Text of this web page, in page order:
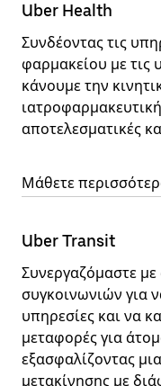
Uber Health
Συνδέοντας τις
φαρμακείου με τις
κάνουμε την
αποτελεσματικές
Μάθετε
Uber Transit
Συνεργαζόμαστε
συγκοινωνιών για
υπηρεσίες και να
μεταφορές για
εξασφαλίζοντας
μετακίνησης με